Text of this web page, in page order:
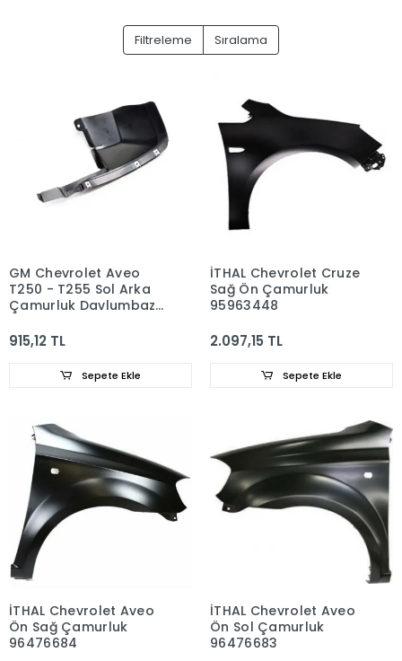
Filtreleme Sıralama
GM Chevrolet Aveo
T250 - T255 Sol Arka
Çamurluk Davlumbazı
915,12 TL
Sepete Ekle
İTHAL Chevrolet Cruze
Sağ Ön Çamurluk
95963448
2.097,15 TL
Sepete Ekle
İTHAL Chevrolet Aveo
Ön Sağ Çamurluk
96476684
İTHAL Chevrolet Aveo
Ön Sol Çamurluk
96476683